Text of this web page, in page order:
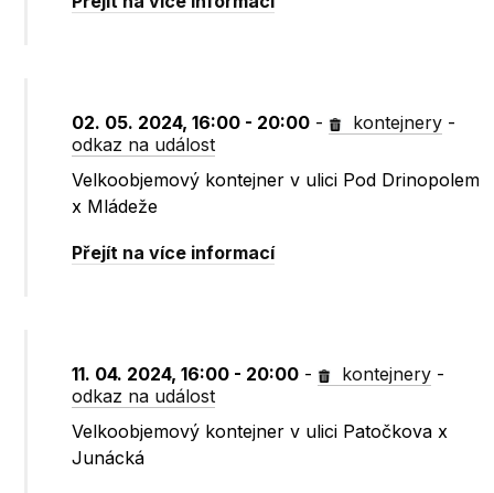
02. 05. 2024, 16:00 - 20:00 - kontejnery -
odkaz na událost
Velkoobjemový kontejner v ulici Pod Drinopolem
x Mládeže
Přejít na více informací
11. 04. 2024, 16:00 - 20:00 - kontejnery -
odkaz na událost
Velkoobjemový kontejner v ulici Patočkova x
Junácká